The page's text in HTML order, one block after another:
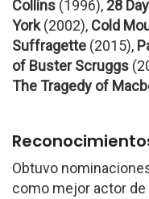
Collins (1996), 28
York(2002), Cold
Suffragette (2015),
of Buster Scruggs
The Tragedy of
Obtuvo
como mejor actor